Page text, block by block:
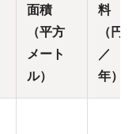
面積
（平方
メート
ル）
料
（円
／
年）